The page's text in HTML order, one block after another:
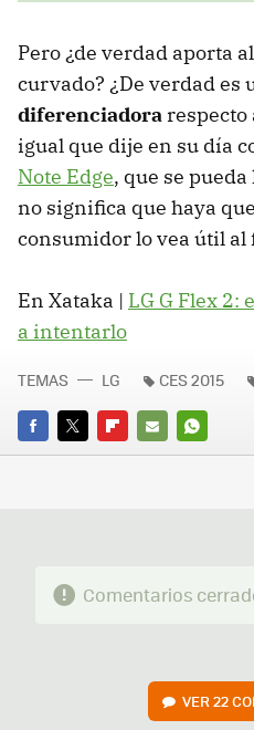
Pero ¿de verdad aporta
curvado? ¿De verdad es
diferenciadora respecto
igual que dije en su día
Note Edge, que se
no significa que haya
consumidor lo vea útil al
En Xataka | LG G Flex 2:
a intentarlo
FACEBOOK
TWITTERFLIPBOARD
E-
TEMAS LG CES 2015
Comentarios
VER 22